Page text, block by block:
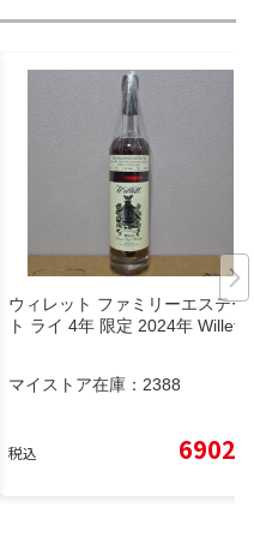
ウィレット ファミリーエステー
ト ライ 4年 限定 2024年 Willett
マイストア在庫： 2388
税込 6902